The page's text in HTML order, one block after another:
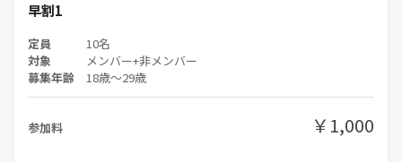
早割1
定員 10名
対象 メンバー+非メンバー
募集年齢 18歳〜29歳
参加料 ￥1,000